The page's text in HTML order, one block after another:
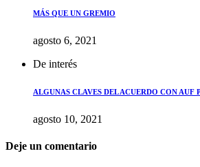
MÁS QUE UN GREMIO
agosto 6, 2021
De interés
ALGUNAS CLAVES DEL ACUERDO CON AUF
agosto 10, 2021
Deje un comentario